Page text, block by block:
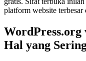
platform website terbesar
WordPress.org
Hal yang